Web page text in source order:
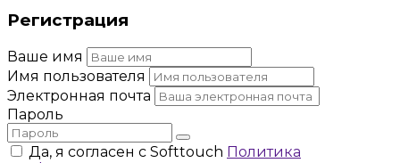
Регистрация
Ваше имя
Имя пользователя
Электронная почта
Пароль
Да, я согласен с Softtouch Политика